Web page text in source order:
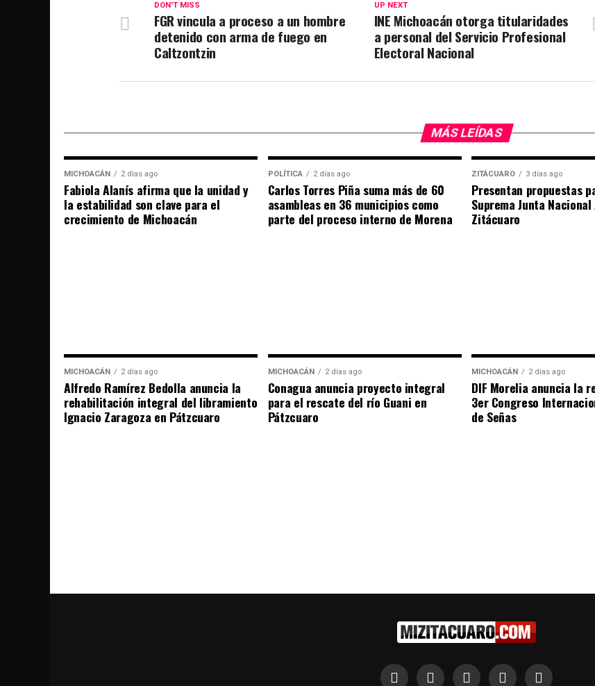
UP NEXT
INE Michoacán otorga titularidades
a personal del Servicio Profesional
Electoral Nacional
DON'T MISS
FGR vincula a proceso a un hombre
detenido con arma de fuego en
Caltzontzin
MÁS LEÍDAS
MICHOACÁN 2 días ago
Fabiola Alanís afirma que la unidad y
la estabilidad son clave para el
crecimiento de Michoacán
POLÍTICA 2 días ago
Carlos Torres Piña suma más de 60
asambleas en 36 municipios como
parte del proceso interno de Morena
ZITÁCUARO 3 días ago
Presentan propuestas
Suprema Junta
Zitácuaro
MICHOACÁN 2 días ago
Alfredo Ramírez Bedolla anuncia la
rehabilitación integral del libramiento
Ignacio Zaragoza en Pátzcuaro
MICHOACÁN 2 días ago
Conagua anuncia proyecto integral
para el rescate del río Guani en
Pátzcuaro
MICHOACÁN 2 días ago
DIF Morelia anuncia la
3er Congreso
de Señas